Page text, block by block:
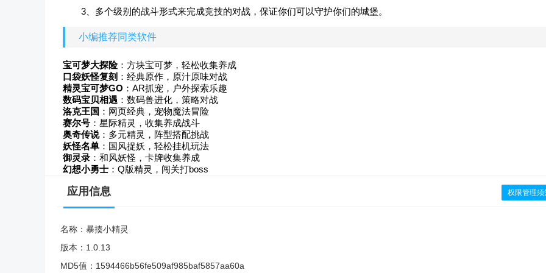
3、多个级别的战斗形式来完成竞技的对战，保证你们可以守护你们的城堡。
小编推荐同类软件
宝可梦大探险：方块宝可梦，轻松收集养成
口袋妖怪复刻 ：经典原作，原汁原味对战
精灵宝可梦GO ：AR抓宠，户外探索乐趣
数码宝贝相遇 ：数码兽进化，策略对战
洛克王国 ：网页经典，宠物魔法冒险
赛尔号 ：星际精灵，收集养成战斗
奥奇传说：多元精灵，阵型搭配挑战
妖怪名单 ：国风捉妖，轻松挂机玩法
御灵录 ：和风妖怪，卡牌收集养成
幻想小勇士 ：Q版精灵，闯关打boss
应用信息 权限管理须
名称： 暴揍小精灵
版本： 1.0.13
MD5值： 1594466b56fe509af985baf5857aa60a